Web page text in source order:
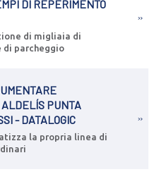
DI REPERIMENTO
di migliaia di
di parcheggio
PUNTA
- DATALOGIC
la propria linea di